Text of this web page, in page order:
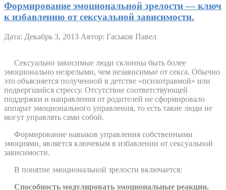
Формирование эмоциональной зрелости — ключ
к избавлению от сексуальной зависимости.
Дата: Декабрь 3, 2013 Автор: Гаськов Павел
Сексуально зависимые люди склонны быть более
эмоционально незрелыми, чем независимые от секса. Обычно
это объясняется полученной в детстве «психотравмой» или
подвергшийся стрессу. Отсутствие соответствующей
поддержки и направления от родителей не сформировало
аппарат эмоционального управления, то есть такие люди не
могут управлять сами собой.
Формирование навыков управления собственными
эмоциями, является ключевым в избавлении от сексуальной
зависимости.
В понятие эмоциональной зрелости включается:
Способность модулировать эмоциональные реакции.